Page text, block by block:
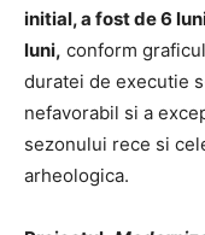
initial, a fost de 6
luni, conform
duratei de executie
nefavorabil si a
sezonului rece si
arheologica.